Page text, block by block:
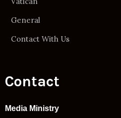
General
Contact With Us
Contact
Media Ministry